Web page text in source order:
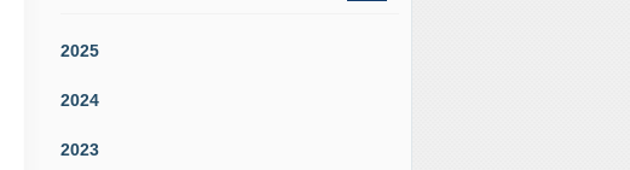
2025
2024
2023